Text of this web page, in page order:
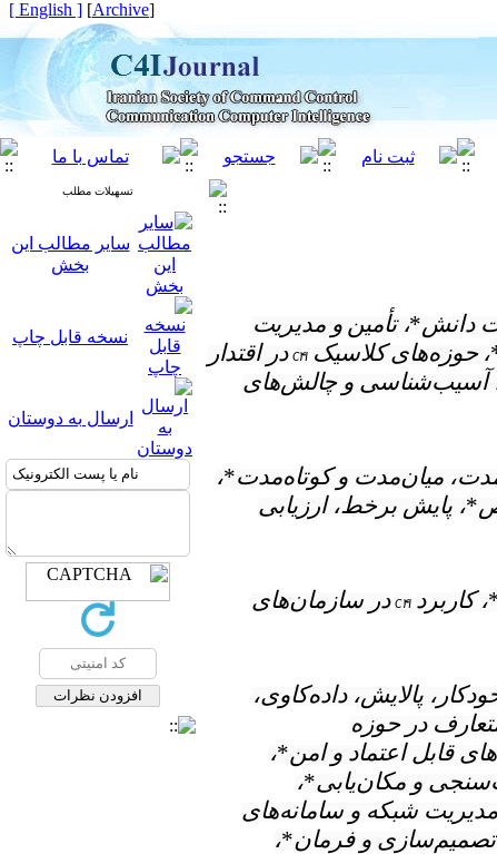
[
Archive
]
[ English ]
دانش*،‌ تأمین و مدیریت
، حوزه‌های کلاسیک C۴I در اقتدار
آسیب‌شناسی و چالش‌های
میان‌مدت و کوتاه‌مدت*،
*، پایش برخط، ارزیابی
، کاربرد C۴I در سازمان‌های
پالایش، داده‌کاوی،
در حوزه
قابل اعتماد و امن*،
و مکان‌یابی*،
مدیریت شبکه و سامانه‌های
تصمیم‌سازی و فرمان*،
تسهیلات مطلب
سایر مطالب این
بخش
نسخه قابل چاپ
ارسال به دوستان